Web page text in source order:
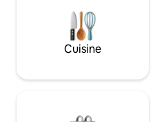
boutiques et de marchés.
manquerez pas l'église
Palácio da Bolsa et le
Borges à quelques pas.
Cuisine